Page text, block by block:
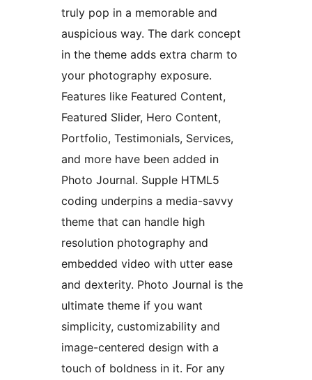
truly pop in a memorable and
auspicious way. The dark concept
in the theme adds extra charm to
your photography exposure.
Features like Featured Content,
Featured Slider, Hero Content,
Portfolio, Testimonials, Services,
and more have been added in
Photo Journal. Supple HTML5
coding underpins a media-savvy
theme that can handle high
resolution photography and
embedded video with utter ease
and dexterity. Photo Journal is the
ultimate theme if you want
simplicity, customizability and
image-centered design with a
touch of boldness in it. For any